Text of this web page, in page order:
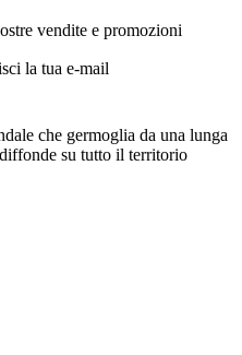
vendite e promozioni
la tua e-mail
che germoglia da una lunga
su tutto il territorio